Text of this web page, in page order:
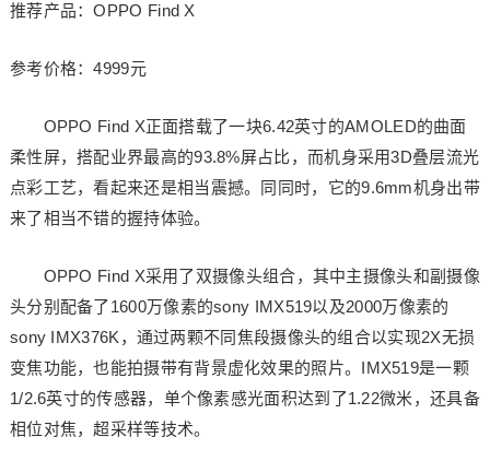
推荐产品：OPPO Find X
参考价格：4999元
OPPO Find X正面搭载了一块6.42英寸的AMOLED的曲面
柔性屏，搭配业界最高的93.8%屏占比，而机身采用3D叠层流光
点彩工艺，看起来还是相当震撼。同同时，它的9.6mm机身出带
来了相当不错的握持体验。
OPPO Find X采用了双摄像头组合，其中主摄像头和副摄像
头分别配备了1600万像素的sony IMX519以及2000万像素的
sony IMX376K，通过两颗不同焦段摄像头的组合以实现2X无损
变焦功能，也能拍摄带有背景虚化效果的照片。IMX519是一颗
1/2.6英寸的传感器，单个像素感光面积达到了1.22微米，还具备
相位对焦，超采样等技术。